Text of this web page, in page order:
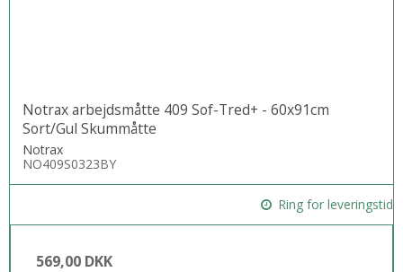
Notrax arbejdsmåtte 409 Sof-Tred+ - 60x91cm
Sort/Gul Skummåtte
Notrax
NO409S0323BY
Ring for leveringstid
569,00 DKK